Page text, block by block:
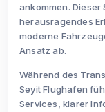
ankommen. Dieser
herausragendes
moderne
Ansatz ab.
Während des
Seyit Flughafen
Services, klarer